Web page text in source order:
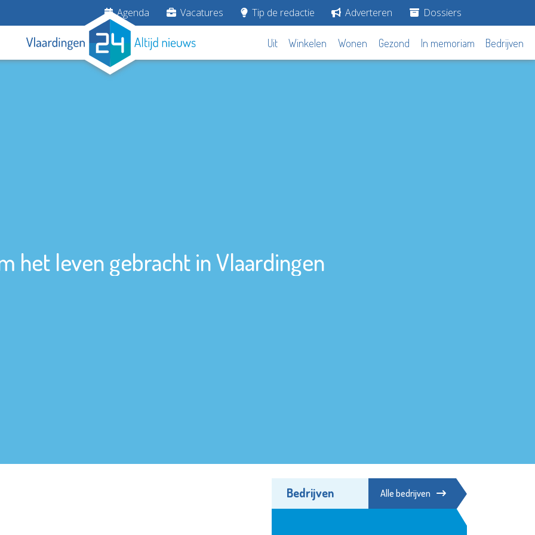
Agenda Vacatures Tip de redactie Adverteren Dossiers
Uit Winkelen Wonen Gezond In memoriam Bedrijven
het leven gebracht in Vlaardingen
Bedrijven Alle bedrijven